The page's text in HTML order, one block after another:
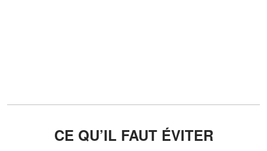
CE QU’IL FAUT ÉVITER